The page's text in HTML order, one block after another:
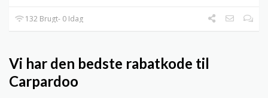
132 Brugt- 0 Idag
Vi har den bedste rabatkode til
Carpardoo